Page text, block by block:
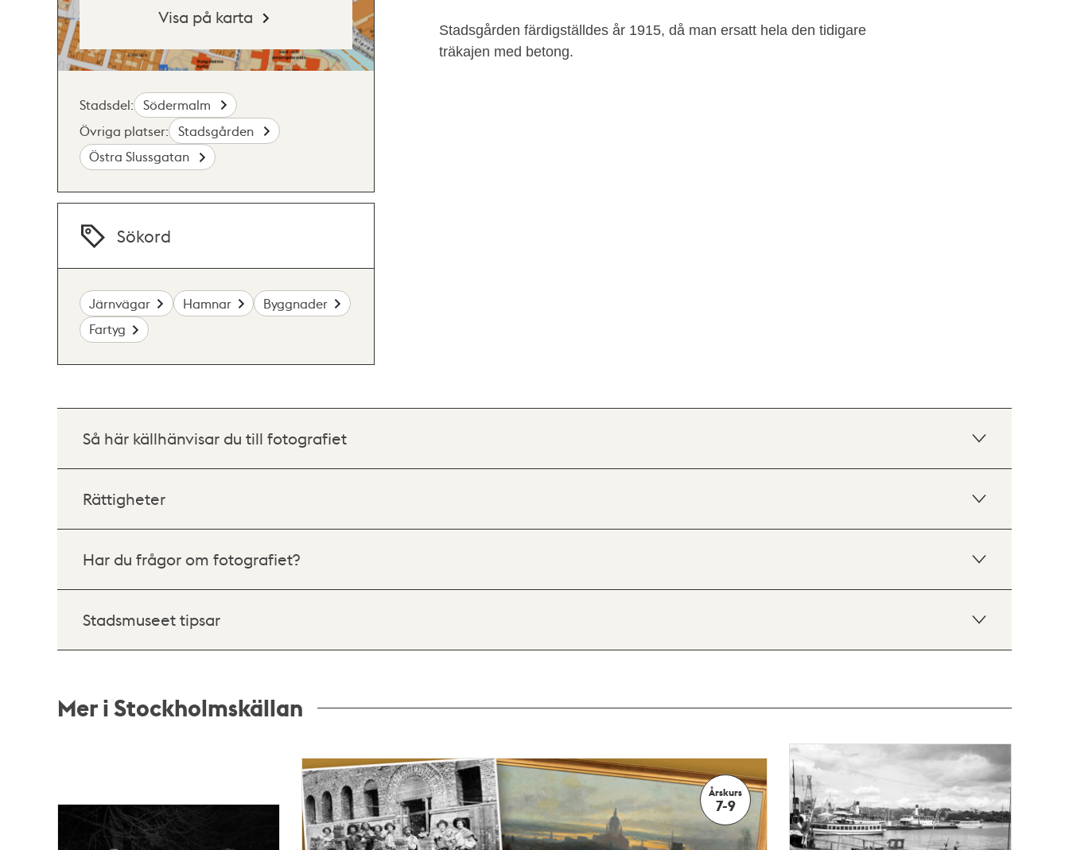
Stadsgården färdigställdes år 1915, då man ersatt hela den tidigare
träkajen med betong.
Visa på karta
Stadsdel:
Södermalm
Övriga platser:
Stadsgården
Östra Slussgatan
Sökord
Järnvägar Hamnar
Byggnader
Fartyg
Så här källhänvisar du till fotografiet
Rättigheter
Har du frågor om fotografiet?
Stadsmuseet tipsar
Mer i Stockholmskällan
Årskurs
7-9